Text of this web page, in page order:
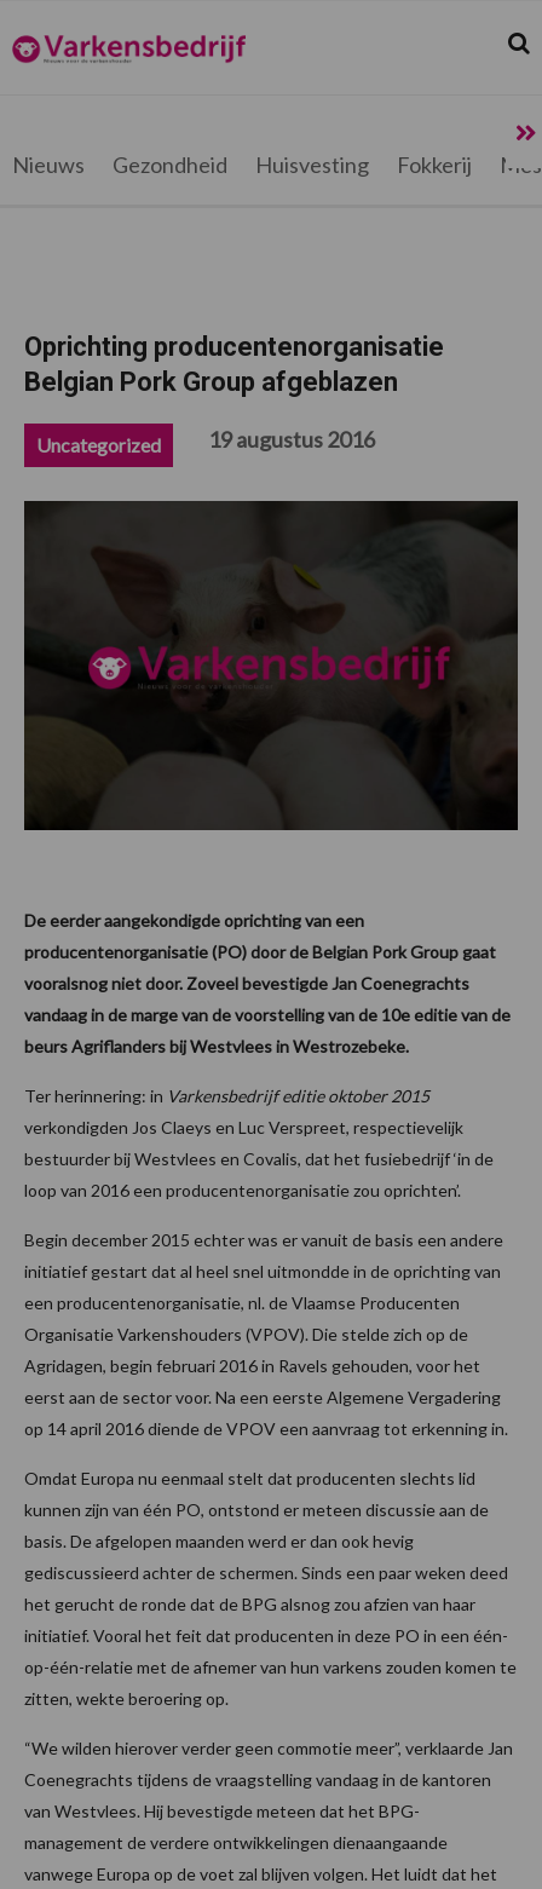
de
hoofdnavigatie
de
hoofd
de
eerste
de
voettekst
Varkensbedrijf.be
Nieuws Gezondheid Huisvesting Fokkerij
Oprichting producentenorganisatie
Belgian Pork Group afgeblazen
Uncategorized 19 augustus 2016
De eerder aangekondigde oprichting van een
producentenorganisatie (PO) door de Belgian Pork Group gaat
vooralsnog niet door. Zoveel bevestigde Jan Coenegrachts
vandaag in de marge van de voorstelling van de 10e editie van de
beurs Agriflanders bij Westvlees in Westrozebeke.
Ter herinnering: in Varkensbedrijf editie oktober 2015
verkondigden Jos Claeys en Luc Verspreet, respectievelijk
bestuurder bij Westvlees en Covalis, dat het fusiebedrijf ‘in de
loop van 2016 een producentenorganisatie zou oprichten’.
Begin december 2015 echter was er vanuit de basis een andere
initiatief gestart dat al heel snel uitmondde in de oprichting van
een producentenorganisatie, nl. de Vlaamse Producenten
Organisatie Varkenshouders (VPOV). Die stelde zich op de
Agridagen, begin februari 2016 in Ravels gehouden, voor het
eerst aan de sector voor. Na een eerste Algemene Vergadering
op 14 april 2016 diende de VPOV een aanvraag tot erkenning in.
Omdat Europa nu eenmaal stelt dat producenten slechts lid
kunnen zijn van één PO, ontstond er meteen discussie aan de
basis. De afgelopen maanden werd er dan ook hevig
gediscussieerd achter de schermen. Sinds een paar weken deed
het gerucht de ronde dat de BPG alsnog zou afzien van haar
initiatief. Vooral het feit dat producenten in deze PO in een één-
op-één-relatie met de afnemer van hun varkens zouden komen te
zitten, wekte beroering op.
“We wilden hierover verder geen commotie meer”, verklaarde Jan
Coenegrachts tijdens de vraagstelling vandaag in de kantoren
van Westvlees. Hij bevestigde meteen dat het BPG-
management de verdere ontwikkelingen dienaangaande
vanwege Europa op de voet zal blijven volgen. Het luidt dat het